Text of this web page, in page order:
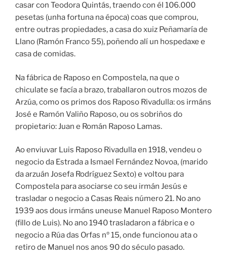
casar con Teodora Quintás, traendo con él 106.000
pesetas (unha fortuna na época) coas que comprou,
entre outras propiedades, a casa do xuiz Peñamaría de
Llano (Ramón Franco 55), poñendo alí un hospedaxe e
casa de comidas.
Na fábrica de Raposo en Compostela, na que o
chiculate se facía a brazo, traballaron outros mozos de
Arzúa, como os primos dos Raposo Rivadulla: os irmáns
José e Ramón Valiño Raposo, ou os sobriños do
propietario: Juan e Román Raposo Lamas.
Ao enviuvar Luis Raposo Rivadulla en 1918, vendeu o
negocio da Estrada a Ismael Fernández Novoa, (marido
da arzuán Josefa Rodríguez Sexto) e voltou para
Compostela para asociarse co seu irmán Jesús e
trasladar o negocio a Casas Reais número 21. No ano
1939 aos dous irmáns uneuse Manuel Raposo Montero
(fillo de Luis). No ano 1940 trasladaron a fábrica e o
negocio a Rúa das Orfas nº 15, onde funcionou ata o
retiro de Manuel nos anos 90 do século pasado.